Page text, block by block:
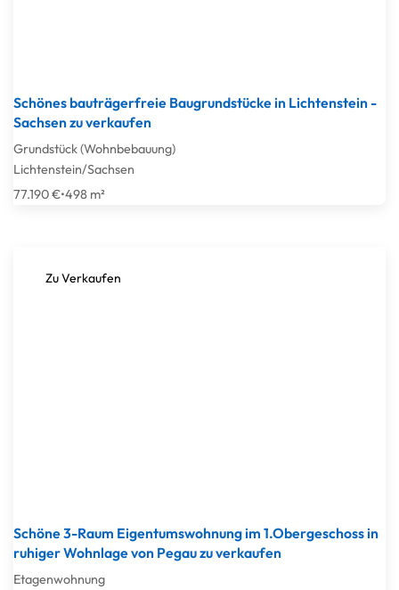
Schönes bauträgerfreie Baugrundstücke in Lichtenstein -
Sachsen zu verkaufen
Grundstück (Wohnbebauung)
Lichtenstein/Sachsen
77.190 €•498 m²
Zu Verkaufen
Schöne 3-Raum Eigentumswohnung im 1.Obergeschoss in
ruhiger Wohnlage von Pegau zu verkaufen
Etagenwohnung